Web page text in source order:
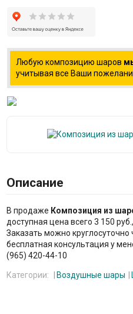
Любую композицию шаров
учитывая все Ваши
Описание
В продаже Композиция из
доступная цена всего 3 150
Заказать можно круглосуточно
бесплатная консультация у
(965) 420-44-10
Категории: Воздушные шары